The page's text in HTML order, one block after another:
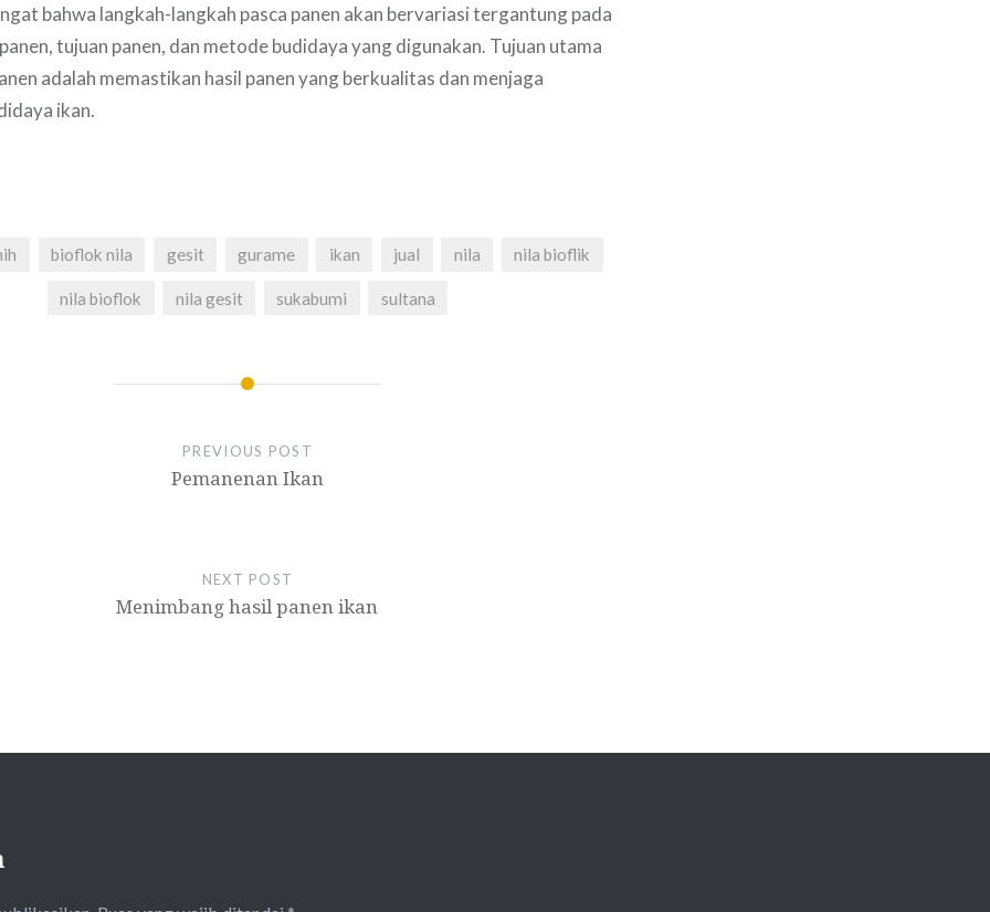
bahwa langkah-langkah pasca panen akan bervariasi tergantung pada
tujuan panen, dan metode budidaya yang digunakan. Tujuan utama
adalah memastikan hasil panen yang berkualitas dan menjaga
ikan.
bioflok nila gesit gurame ikan jual nila nila bioflik
nila bioflok nila gesit sukabumi sultana
PREVIOUS POST
Pemanenan Ikan
NEXT POST
Menimbang hasil panen ikan